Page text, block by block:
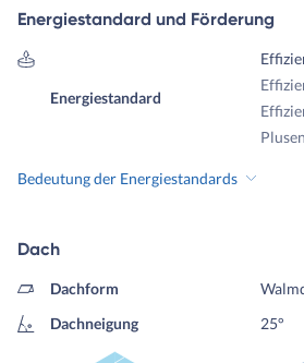
Energiestandard und Förderung
Energiestandard
Bedeutung der Energiestandards
Dach
Dachform
Dachneigung
25°